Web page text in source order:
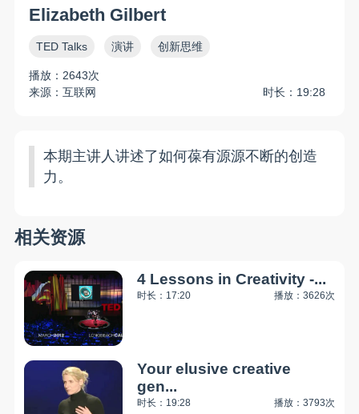
Elizabeth Gilbert
TED Talks 演讲 创新思维
播放：2643次
来源：互联网
时长：19:28
本期主讲人讲述了如何葆有源源不断的创造
力。
相关资源
4 Lessons in Creativity -...
时长：17:20 播放：3626次
Your elusive creative
gen...
时长：19:28 播放：3793次